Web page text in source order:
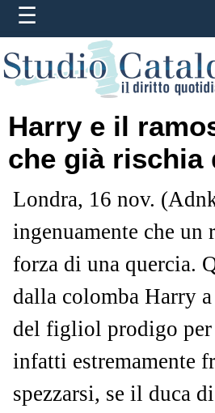
Harry e il
che già rischia
Londra, 16 nov.
ingenuamente che un
forza di una quercia.
dalla colomba Harry
del figliol prodigo
infatti estremamente
spezzarsi, se il duca